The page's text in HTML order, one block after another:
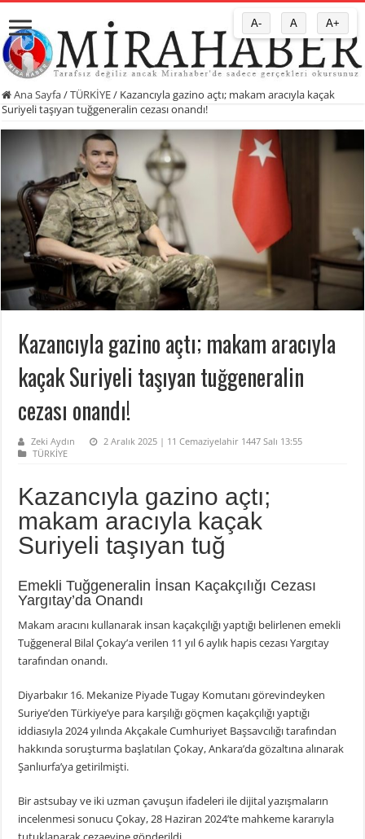
Ana Sayfa/TÜRKİYE/ Kazancıyla gazino açtı; makam aracıyla kaçak
Suriyeli taşıyan tuğgeneralin cezası onandı!
Kazancıyla gazino açtı; makam aracıyla
kaçak Suriyeli taşıyan tuğgeneralin
cezası onandı!
Zeki Aydın
2 Aralık 2025 | 11 Cemaziyelahir 1447 Salı 13:55
TÜRKİYE
Kazancıyla gazino açtı;
makam aracıyla kaçak
Suriyeli taşıyan tuğ
Emekli Tuğgeneralin İnsan Kaçakçılığı Cezası
Yargıtay’da Onandı
Makam aracını kullanarak insan kaçakçılığı yaptığı belirlenen emekli
Tuğgeneral Bilal Çokay’a verilen 11 yıl 6 aylık hapis cezası Yargıtay
tarafından onandı.
Diyarbakır 16. Mekanize Piyade Tugay Komutanı görevindeyken
Suriye’den Türkiye’ye para karşılığı göçmen kaçakçılığı yaptığı
iddiasıyla 2024 yılında Akçakale Cumhuriyet Başsavcılığı tarafından
hakkında soruşturma başlatılan Çokay, Ankara’da gözaltına alınarak
Şanlıurfa’ya getirilmişti.
Bir astsubay ve iki uzman çavuşun ifadeleri ile dijital yazışmaların
incelenmesi sonucu Çokay, 28 Haziran 2024’te mahkeme kararıyla
A- A A+